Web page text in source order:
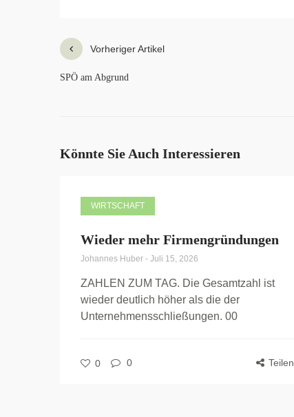
Vorheriger Artikel
SPÖ am Abgrund
Könnte Sie Auch Interessieren
WIRTSCHAFT
Wieder mehr Firmengründungen
Johannes Huber - Juli 15, 2026
ZAHLEN ZUM TAG. Die Gesamtzahl ist
wieder deutlich höher als die der
Unternehmensschließungen. 00
0 0 Teilen